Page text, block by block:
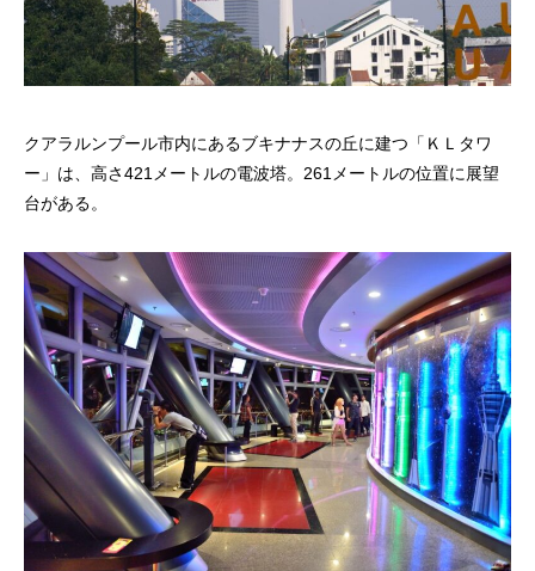
クアラルンプール市内にあるブキナナスの丘に建つ「ＫＬタワ
ー」は、高さ421メートルの電波塔。261メートルの位置に展望
台がある。